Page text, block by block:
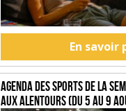
En savoir
Agenda des sports de la
aux alentours (du 5 au 9